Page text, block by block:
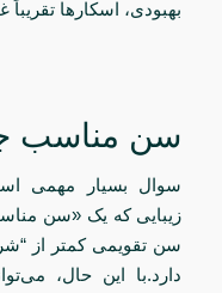
بهبودی، اسکارها
سن مناسب
سوال بسیار مهمی
زیبایی که یک «سن
سن تقویمی کمتر از
دارد.با این حال،